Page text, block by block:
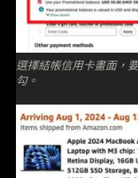
選擇結帳信用卡畫面，
勾。